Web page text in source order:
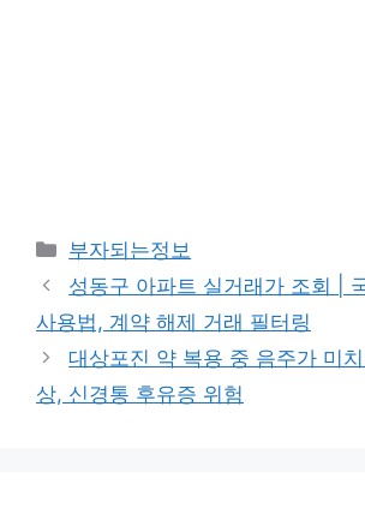
카
테
고
리
부자되는정보
성동구 아파트 실거래가 조회 |
사용법, 계약 해제 거래 필터링
대상포진 약 복용 중 음주가 미
상, 신경통 후유증 위험